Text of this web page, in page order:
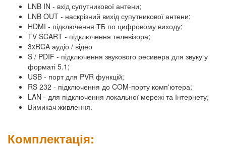
LNB IN - вхід супутникової антени;
LNB OUT - наскрізний вихід супутникової антени;
HDMI - підключення ТБ по цифровому виходу;
TV SCART - підключення телевізора;
3xRCA аудіо / відео
S / PDIF - підключення звукового ресивера для звуку у
форматі 5.1;
USB - порт для PVR функцій;
RS 232 - підключення до COM-порту комп'ютера;
LAN - для підключення локальної мережі та Інтернету;
Вимикач живлення.
Комплектація: